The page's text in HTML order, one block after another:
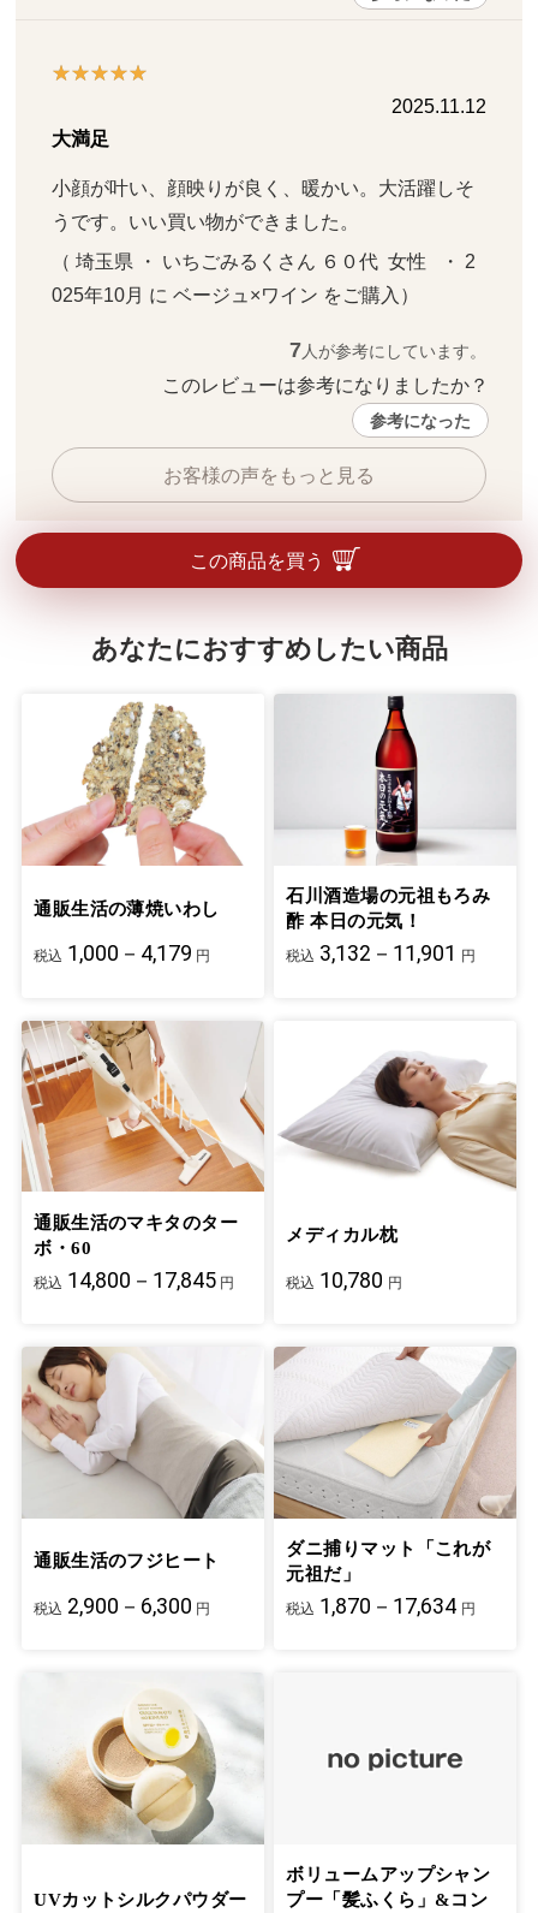
2025.11.12
大満足
小顔が叶い、顔映りが良く、暖かい。大活躍しそ
うです。いい買い物ができました。
（ 埼玉県 ・ いちごみるくさん ６０代  女性   ・ 2
025年10月 に ベージュ×ワイン をご購入）
7人が参考にしています。
このレビューは参考になりましたか？
参考になった
お客様の声をもっと見る
この商品を買う
あなたにおすすめしたい商品
通販生活の薄焼いわし
税込 1,000－4,179 円
石川酒造場の元祖もろみ
酢 本日の元気！
税込 3,132－11,901 円
通販生活のマキタのター
ボ・60
税込 14,800－17,845 円
メディカル枕
税込 10,780 円
通販生活のフジヒート
税込 2,900－6,300 円
ダニ捕りマット「これが
元祖だ」
税込 1,870－17,634 円
UVカットシルクパウダー
ボリュームアップシャン
プー「髪ふくら」&コン